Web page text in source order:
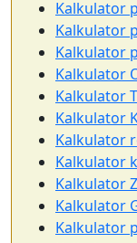
Kalkulator
Kalkulator
Kalkulator
Kalkulator
Kalkulator
Kalkulator
Kalkulator
Kalkulator
Kalkulator
Kalkulator
Kalkulator